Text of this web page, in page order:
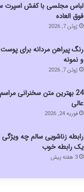
فوق العاده
ژوئن 7, 2026
و نمونه
ژوئن 7, 2026
عالی
فوریه 24, 2026
یک رابطه خوب
3 هفته پیش